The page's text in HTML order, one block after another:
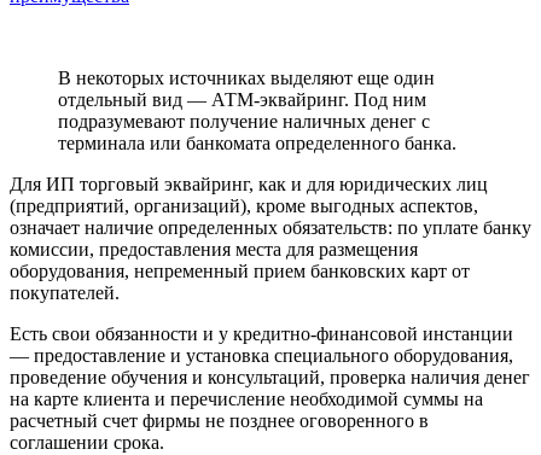
В некоторых источниках выделяют еще один
отдельный вид — АТМ-эквайринг. Под ним
подразумевают получение наличных денег с
терминала или банкомата определенного банка.
Для ИП торговый эквайринг, как и для юридических лиц
(предприятий, организаций), кроме выгодных аспектов,
означает наличие определенных обязательств: по уплате банку
комиссии, предоставления места для размещения
оборудования, непременный прием банковских карт от
покупателей.
Есть свои обязанности и у кредитно-финансовой инстанции
— предоставление и установка специального оборудования,
проведение обучения и консультаций, проверка наличия денег
на карте клиента и перечисление необходимой суммы на
расчетный счет фирмы не позднее оговоренного в
соглашении срока.